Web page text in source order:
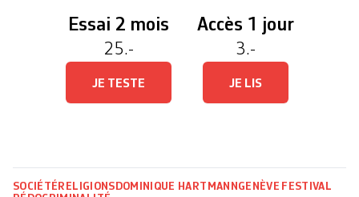
Essai 2 mois
25.-
JE TESTE
Accès 1 jour
3.-
JE LIS
SOCIÉTÉ RELIGIONS DOMINIQUE HARTMANN GENÈVE FESTIVAL